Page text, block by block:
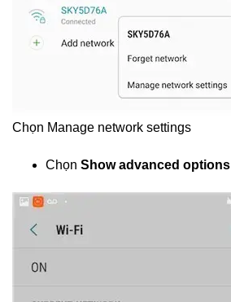
Chọn Manage network settings
Chọn Show advanced options